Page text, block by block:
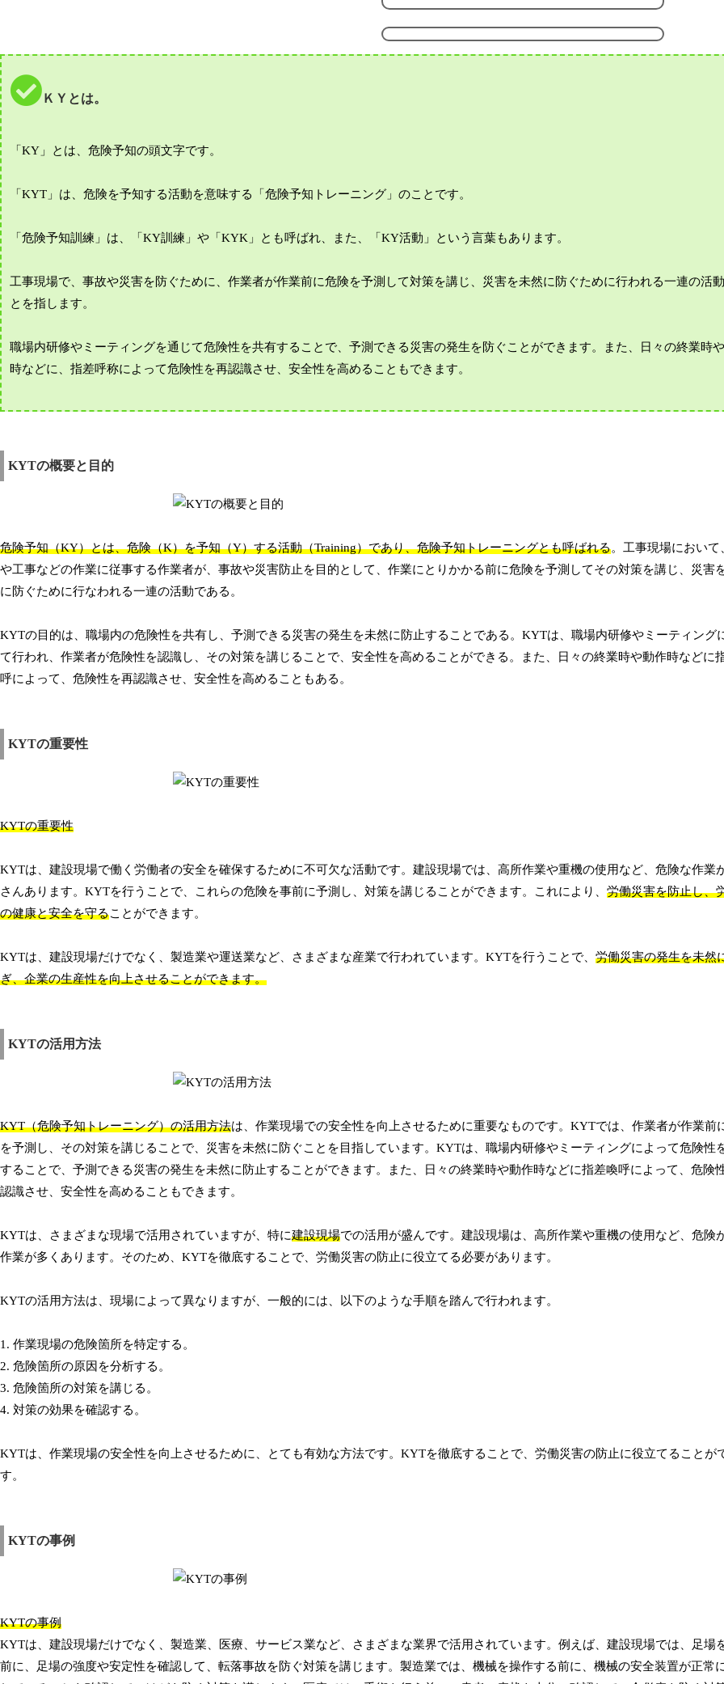
ＫＹとは。
「KY」とは、危険予知の頭文字です。
「KYT」は、危険を予知する活動を意味する「危険予知トレーニング」のことです。
「危険予知訓練」は、「KY訓練」や「KYK」とも呼ばれ、また、「KY活動」という言葉もあります。
工事現場で、事故や災害を防ぐために、作業者が作業前に危険を予測して対策を講じ、災害を未然に防ぐために行われる一連の活
とを指します。
職場内研修やミーティングを通じて危険性を共有することで、予測できる災害の発生を防ぐことができます。また、日々の終業時
時などに、指差呼称によって危険性を再認識させ、安全性を高めることもできます。
KYTの概要と目的
危険予知（KY）とは、危険（K）を予知（Y）する活動（Training）であり、危険予知トレーニングとも呼ばれる。工事現場において
や工事などの作業に従事する作業者が、事故や災害防止を目的として、作業にとりかかる前に危険を予測してその対策を講じ、災害
に防ぐために行なわれる一連の活動である。
KYTの目的は、職場内の危険性を共有し、予測できる災害の発生を未然に防止することである。KYTは、職場内研修やミーティング
て行われ、作業者が危険性を認識し、その対策を講じることで、安全性を高めることができる。また、日々の終業時や動作時などに
呼によって、危険性を再認識させ、安全性を高めることもある。
KYTの重要性
KYTの重要性
KYTは、建設現場で働く労働者の安全を確保するために不可欠な活動です。建設現場では、高所作業や重機の使用など、危険な作業
さんあります。KYTを行うことで、これらの危険を事前に予測し、対策を講じることができます。これにより、 労働災害を防止し、
の健康と安全を守ることができます。
KYTは、建設現場だけでなく、製造業や運送業など、さまざまな産業で行われています。KYTを行うことで、 労働災害の発生を未然
ぎ、企業の生産性を向上させることができます。
KYTの活用方法
KYT（危険予知トレーニング）の活用方法は、作業現場での安全性を向上させるために重要なものです。KYTでは、作業者が作業前
を予測し、その対策を講じることで、災害を未然に防ぐことを目指しています。KYTは、職場内研修やミーティングによって危険性
することで、予測できる災害の発生を未然に防止することができます。また、日々の終業時や動作時などに指差喚呼によって、危険
認識させ、安全性を高めることもできます。
KYTは、さまざまな現場で活用されていますが、特に建設現場での活用が盛んです。建設現場は、高所作業や重機の使用など、危険
作業が多くあります。そのため、KYTを徹底することで、労働災害の防止に役立てる必要があります。
KYTの活用方法は、現場によって異なりますが、一般的には、以下のような手順を踏んで行われます。
1. 作業現場の危険箇所を特定する。
2. 危険箇所の原因を分析する。
3. 危険箇所の対策を講じる。
4. 対策の効果を確認する。
KYTは、作業現場の安全性を向上させるために、とても有効な方法です。KYTを徹底することで、労働災害の防止に役立てることが
す。
KYTの事例
KYTの事例
KYTは、建設現場だけでなく、製造業、医療、サービス業など、さまざまな業界で活用されています。例えば、建設現場では、足場
前に、足場の強度や安定性を確認して、転落事故を防ぐ対策を講じます。製造業では、機械を操作する前に、機械の安全装置が正常